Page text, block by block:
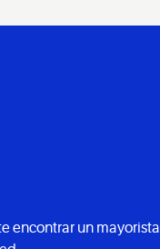
encontrar un mayorista